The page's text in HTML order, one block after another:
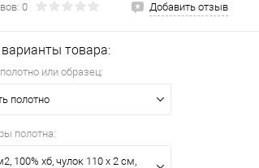
0 Добавить отзыв
товара:
или образец:
полотно
полотна:
100% хб, чулок 110 х 2 см,